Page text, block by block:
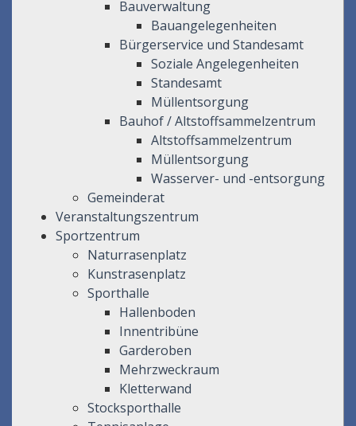
Bauverwaltung
Bauangelegenheiten
Bürgerservice und Standesamt
Soziale Angelegenheiten
Standesamt
Müllentsorgung
Bauhof / Altstoffsammelzentrum
Altstoffsammelzentrum
Müllentsorgung
Wasserver- und -entsorgung
Gemeinderat
Veranstaltungszentrum
Sportzentrum
Naturrasenplatz
Kunstrasenplatz
Sporthalle
Hallenboden
Innentribüne
Garderoben
Mehrzweckraum
Kletterwand
Stocksporthalle